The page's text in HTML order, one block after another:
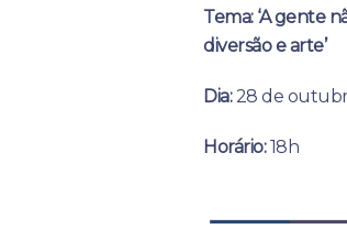
Tema: ‘A gente
diversão e arte’
Dia:28 de
Horário:18h